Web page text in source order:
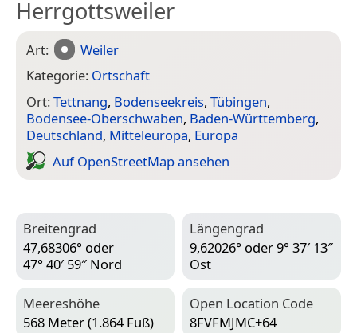
Herrgottsweiler
Art:
Weiler
Kategorie: Ortschaft
Ort:Tettnang, Bodenseekreis, Tübingen,
Bodensee-Oberschwaben, Baden-Württemberg,
Deutschland, Mitteleuropa, Europa
Auf Open­Street­Map ansehen
Breitengrad
47,68306° oder
47° 40′ 59″ Nord
Längengrad
9,62026° oder 9° 37′ 13″
Ost
Meereshöhe
568 Meter (1.864 Fuß)
Open Location Code
8FVFMJMC+64